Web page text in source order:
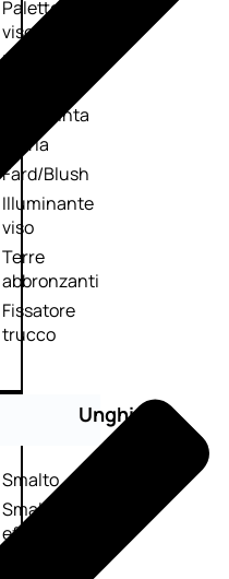
Palette
viso
Primer
Fondotinta
Cipria
Fard/Blush
Illuminante
viso
Terre
abbronzanti
Fissatore
trucco
Unghie
Smalto
Smalto
effetti